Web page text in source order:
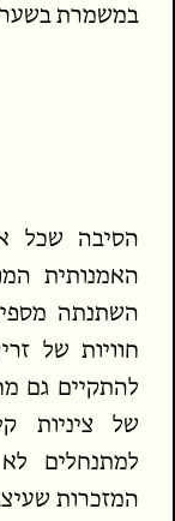
במשמרת
הסיבה שכל
האמנותית
השתנתה
חוויות של
להתקיים גם
של ציניות
למתנחלים
המזכרות